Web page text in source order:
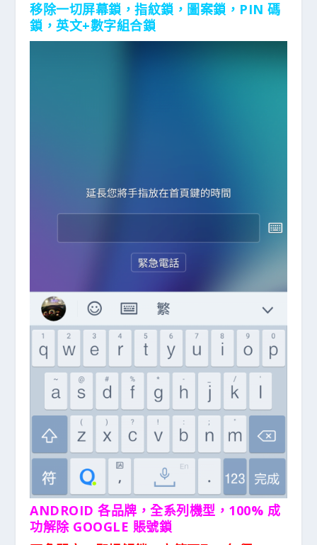
移除一切屏幕鎖，指紋鎖，圖案鎖，PIN 碼
鎖，英文+數字組合鎖
ANDROID 各品牌，全系列機型，100% 成
功解除 GOOGLE 賬號鎖